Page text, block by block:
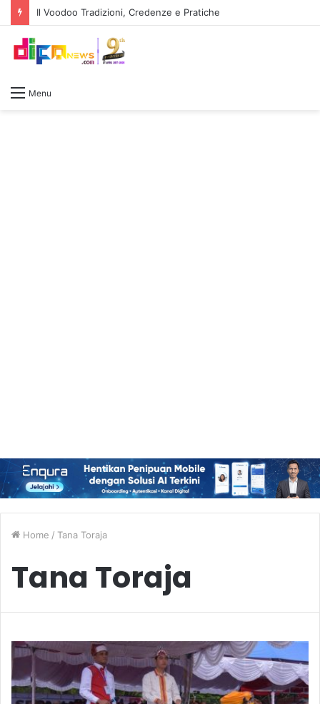
Il Voodoo Tradizioni, Credenze e Pratiche
Menu
Home / Tana Toraja
Tana Toraja